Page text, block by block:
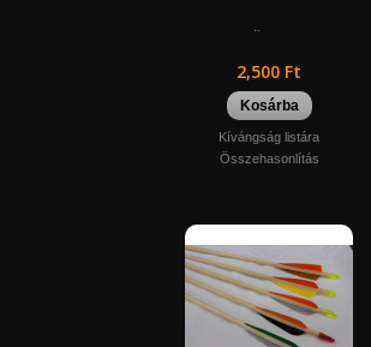
2,500 Ft
Kosárba
Kívángság listára
Összehasonlítás